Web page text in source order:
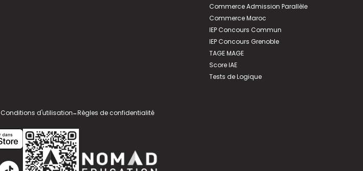
Commerce Admission Parallèle
Commerce Maroc
IEP Concours Commun
IEP Concours Grenoble
TAGE MAGE
Score IAE
Tests de Logique
Conditions d'utilisation-Règles de confidentialité